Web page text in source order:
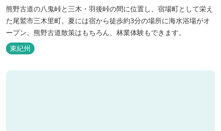
熊野古道の八鬼峠と三木・羽後峠の間に位置し、宿場町として栄え
た尾鷲市三木里町。夏には宿から徒歩約3分の場所に海水浴場がオ
ープン。熊野古道散策はもちろん、林業体験もできます。
東紀州